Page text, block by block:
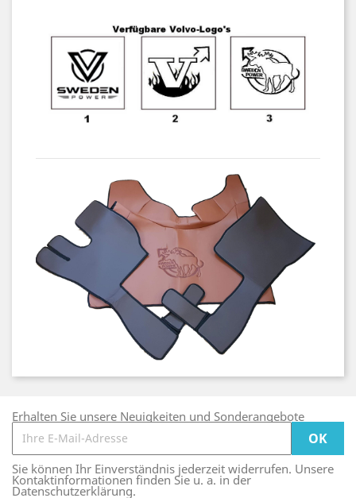
Erhalten Sie unsere Neuigkeiten und Sonderangebote
Sie können Ihr Einverständnis jederzeit widerrufen. Unsere
Kontaktinformationen finden Sie u. a. in der
Datenschutzerklärung.